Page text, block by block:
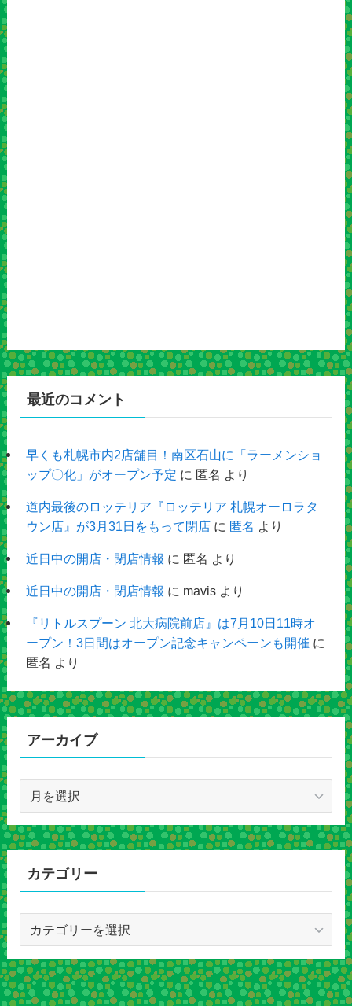
最近のコメント
早くも札幌市内2店舗目！南区石山に「ラーメンショ
ップ〇化」がオープン予定 に 匿名 より
道内最後のロッテリア『ロッテリア 札幌オーロラタ
ウン店』が3月31日をもって閉店に 匿名 より
近日中の開店・閉店情報 に 匿名 より
近日中の開店・閉店情報 に mavisより
『リトルスプーン 北大病院前店』は7月10日11時オ
ープン！3日間はオープン記念キャンペーンも開催 に
匿名 より
アーカイブ
カ
イ
カテゴリー
ゴ
リ
ー